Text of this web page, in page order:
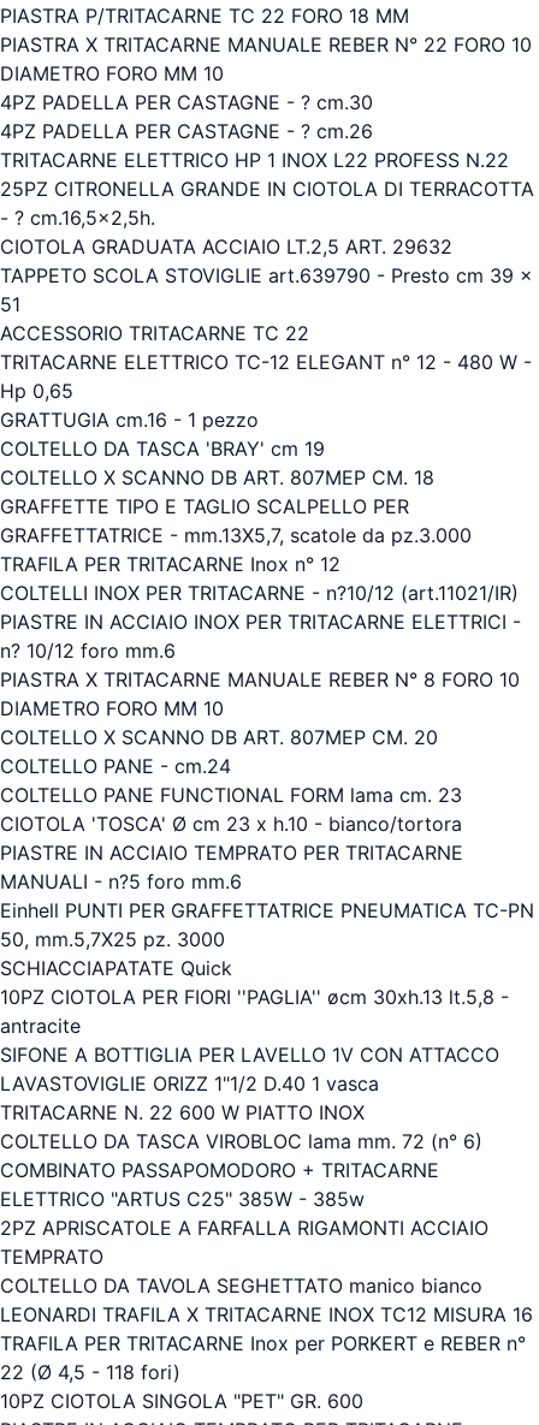
PIASTRA P/TRITACARNE TC 22 FORO 18 MM
PIASTRA X TRITACARNE MANUALE REBER N° 22 FORO 10
DIAMETRO FORO MM 10
4PZ PADELLA PER CASTAGNE - ? cm.30
4PZ PADELLA PER CASTAGNE - ? cm.26
TRITACARNE ELETTRICO HP 1 INOX L22 PROFESS N.22
25PZ CITRONELLA GRANDE IN CIOTOLA DI TERRACOTTA
- ? cm.16,5x2,5h.
CIOTOLA GRADUATA ACCIAIO LT.2,5 ART. 29632
TAPPETO SCOLA STOVIGLIE art.639790 - Presto cm 39 x
51
ACCESSORIO TRITACARNE TC 22
TRITACARNE ELETTRICO TC-12 ELEGANT n° 12 - 480 W -
Hp 0,65
GRATTUGIA cm.16 - 1 pezzo
COLTELLO DA TASCA 'BRAY' cm 19
COLTELLO X SCANNO DB ART. 807MEP CM. 18
GRAFFETTE TIPO E TAGLIO SCALPELLO PER
GRAFFETTATRICE - mm.13X5,7, scatole da pz.3.000
TRAFILA PER TRITACARNE Inox n° 12
COLTELLI INOX PER TRITACARNE - n?10/12 (art.11021/IR)
PIASTRE IN ACCIAIO INOX PER TRITACARNE ELETTRICI -
n? 10/12 foro mm.6
PIASTRA X TRITACARNE MANUALE REBER N° 8 FORO 10
DIAMETRO FORO MM 10
COLTELLO X SCANNO DB ART. 807MEP CM. 20
COLTELLO PANE - cm.24
COLTELLO PANE FUNCTIONAL FORM lama cm. 23
CIOTOLA 'TOSCA' Ø cm 23 x h.10 - bianco/tortora
PIASTRE IN ACCIAIO TEMPRATO PER TRITACARNE
MANUALI - n?5 foro mm.6
Einhell PUNTI PER GRAFFETTATRICE PNEUMATICA TC-PN
50, mm.5,7X25 pz. 3000
SCHIACCIAPATATE Quick
10PZ CIOTOLA PER FIORI ''PAGLIA'' øcm 30xh.13 lt.5,8 -
antracite
SIFONE A BOTTIGLIA PER LAVELLO 1V CON ATTACCO
LAVASTOVIGLIE ORIZZ 1"1/2 D.40 1 vasca
TRITACARNE N. 22 600 W PIATTO INOX
COLTELLO DA TASCA VIROBLOC lama mm. 72 (n° 6)
COMBINATO PASSAPOMODORO + TRITACARNE
ELETTRICO "ARTUS C25" 385W - 385w
2PZ APRISCATOLE A FARFALLA RIGAMONTI ACCIAIO
TEMPRATO
COLTELLO DA TAVOLA SEGHETTATO manico bianco
LEONARDI TRAFILA X TRITACARNE INOX TC12 MISURA 16
TRAFILA PER TRITACARNE Inox per PORKERT e REBER n°
22 (Ø 4,5 - 118 fori)
10PZ CIOTOLA SINGOLA "PET" GR. 600